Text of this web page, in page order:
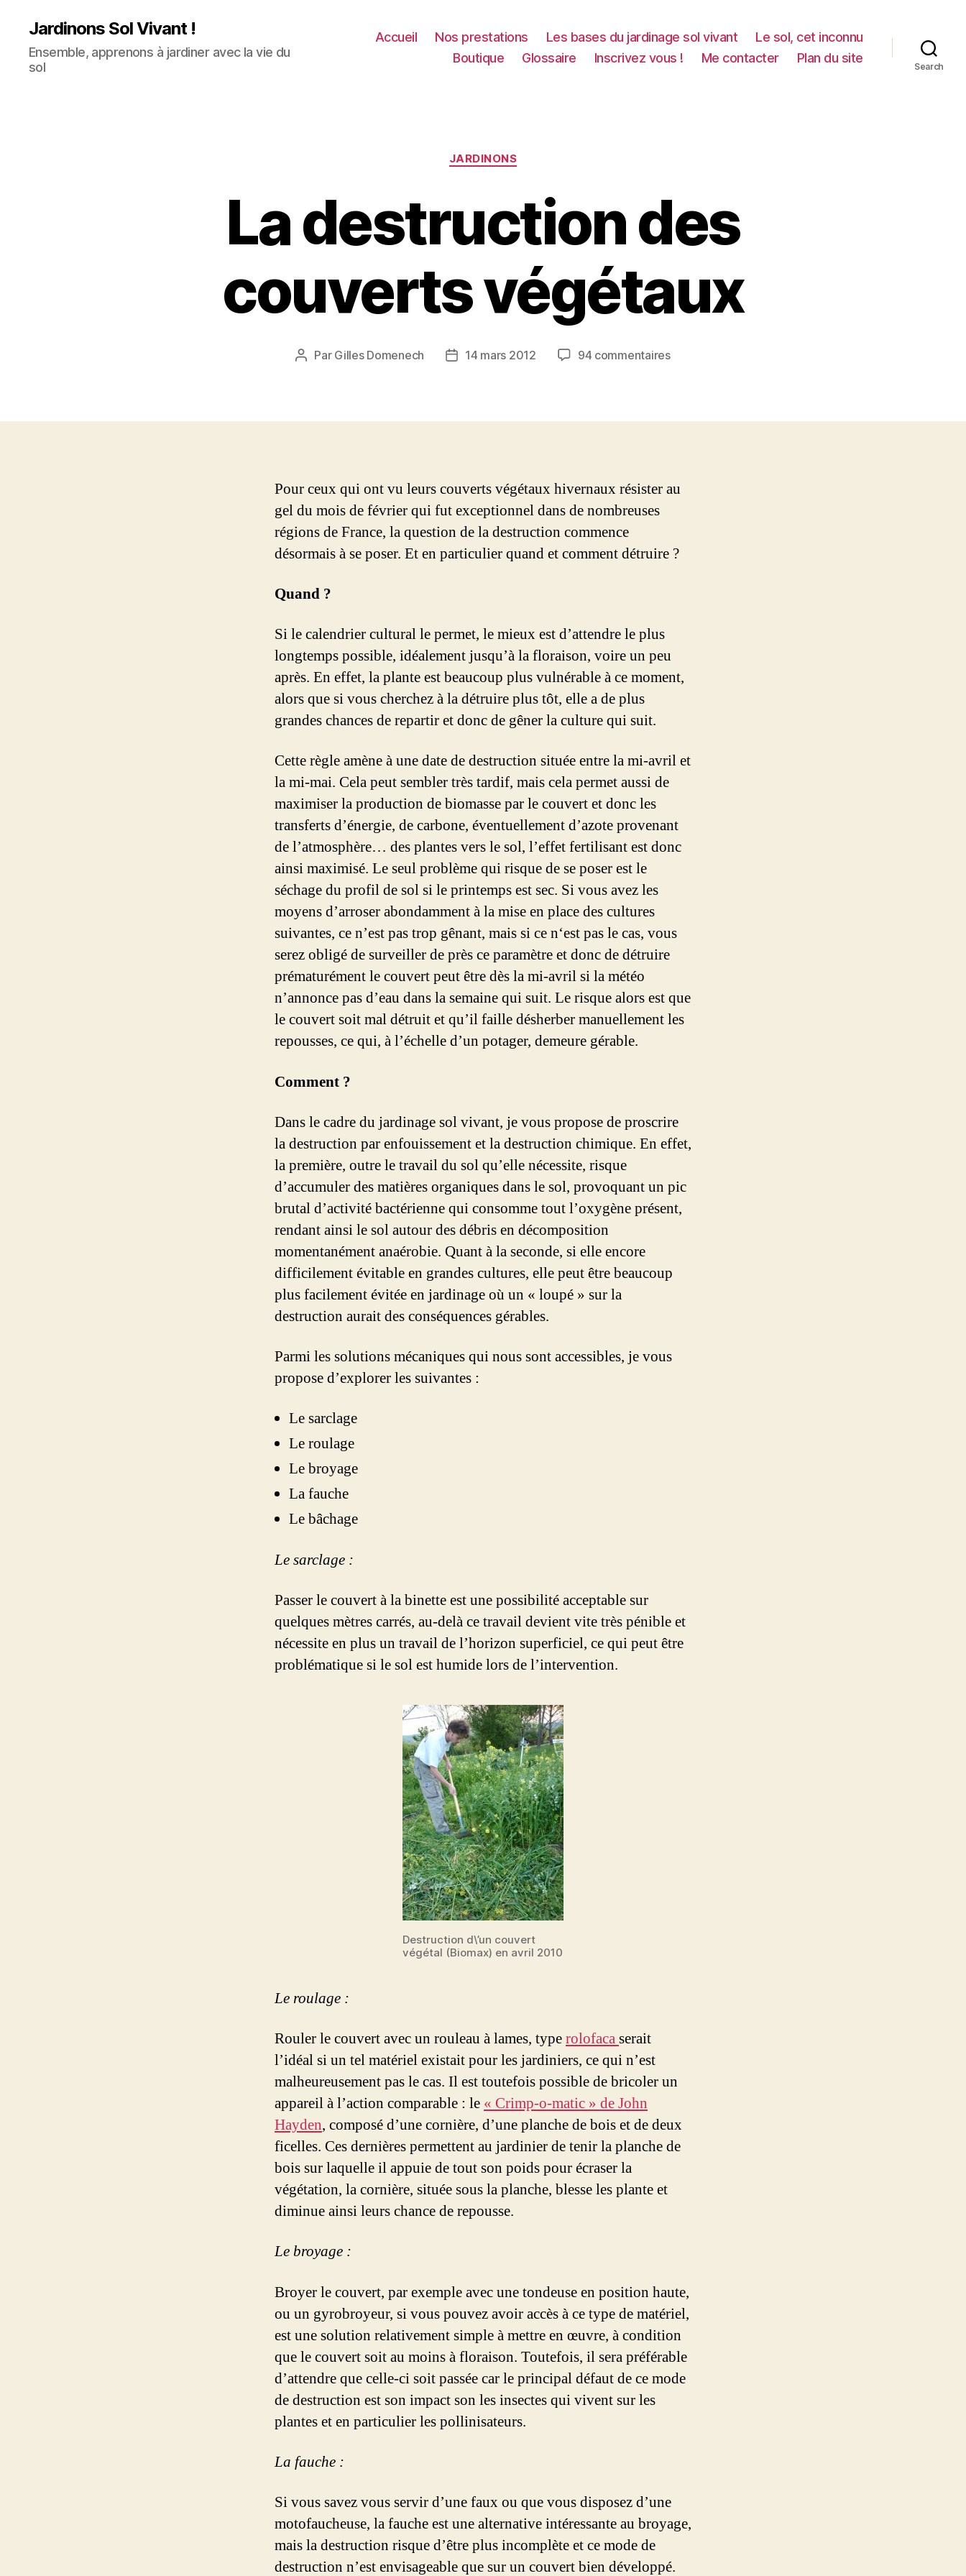
Jardinons Sol Vivant !
Ensemble, apprenons à jardiner avec la vie du
sol
Accueil Nos prestations Les bases du jardinage sol vivant
Le sol, cet inconnu
Boutique
Glossaire Inscrivez vous ! Me contacter Plan du site
Search
Catégories
JARDINONS
La destruction des
couverts végétaux
Auteur
Par Gilles Domenech
Date14 mars 2012 94 commentairessur
couverts
Pour ceux qui ont vu leurs couverts végétaux hivernaux résister au
gel du mois de février qui fut exceptionnel dans de nombreuses
régions de France, la question de la destruction commence
désormais à se poser. Et en particulier quand et comment détruire ?
Quand ?
Si le calendrier cultural le permet, le mieux est d’attendre le plus
longtemps possible, idéalement jusqu’à la floraison, voire un peu
après. En effet, la plante est beaucoup plus vulnérable à ce moment,
alors que si vous cherchez à la détruire plus tôt, elle a de plus
grandes chances de repartir et donc de gêner la culture qui suit.
Cette règle amène à une date de destruction située entre la mi-avril et
la mi-mai. Cela peut sembler très tardif, mais cela permet aussi de
maximiser la production de biomasse par le couvert et donc les
transferts d’énergie, de carbone, éventuellement d’azote provenant
de l’atmosphère… des plantes vers le sol, l’effet fertilisant est donc
ainsi maximisé. Le seul problème qui risque de se poser est le
séchage du profil de sol si le printemps est sec. Si vous avez les
moyens d’arroser abondamment à la mise en place des cultures
suivantes, ce n’est pas trop gênant, mais si ce n‘est pas le cas, vous
serez obligé de surveiller de près ce paramètre et donc de détruire
prématurément le couvert peut être dès la mi-avril si la météo
n’annonce pas d’eau dans la semaine qui suit. Le risque alors est que
le couvert soit mal détruit et qu’il faille désherber manuellement les
repousses, ce qui, à l’échelle d’un potager, demeure gérable.
Comment ?
Dans le cadre du jardinage sol vivant, je vous propose de proscrire
la destruction par enfouissement et la destruction chimique. En effet,
la première, outre le travail du sol qu’elle nécessite, risque
d’accumuler des matières organiques dans le sol, provoquant un pic
brutal d’activité bactérienne qui consomme tout l’oxygène présent,
rendant ainsi le sol autour des débris en décomposition
momentanément anaérobie. Quant à la seconde, si elle encore
difficilement évitable en grandes cultures, elle peut être beaucoup
plus facilement évitée en jardinage où un « loupé » sur la
destruction aurait des conséquences gérables.
Parmi les solutions mécaniques qui nous sont accessibles, je vous
propose d’explorer les suivantes :
Le sarclage
Le roulage
Le broyage
La fauche
Le bâchage
Le sarclage :
Passer le couvert à la binette est une possibilité acceptable sur
quelques mètres carrés, au-delà ce travail devient vite très pénible et
nécessite en plus un travail de l’horizon superficiel, ce qui peut être
problématique si le sol est humide lors de l’intervention.
Destruction d\’un couvert
végétal (Biomax) en avril 2010
Le roulage :
Rouler le couvert avec un rouleau à lames, typerolofacaserait
l’idéal si un tel matériel existait pour les jardiniers, ce qui n’est
malheureusement pas le cas. Il est toutefois possible de bricoler un
appareil à l’action comparable : le « Crimp-o-matic » de John
Hayden, composé d’une cornière, d’une planche de bois et de deux
ficelles. Ces dernières permettent au jardinier de tenir la planche de
bois sur laquelle il appuie de tout son poids pour écraser la
végétation, la cornière, située sous la planche, blesse les plante et
diminue ainsi leurs chance de repousse.
Le broyage :
Broyer le couvert, par exemple avec une tondeuse en position haute,
ou un gyrobroyeur, si vous pouvez avoir accès à ce type de matériel,
est une solution relativement simple à mettre en œuvre, à condition
que le couvert soit au moins à floraison. Toutefois, il sera préférable
d’attendre que celle-ci soit passée car le principal défaut de ce mode
de destruction est son impact son les insectes qui vivent sur les
plantes et en particulier les pollinisateurs.
La fauche :
Si vous savez vous servir d’une faux ou que vous disposez d’une
motofaucheuse, la fauche est une alternative intéressante au broyage,
mais la destruction risque d’être plus incomplète et ce mode de
destruction n’est envisageable que sur un couvert bien développé.